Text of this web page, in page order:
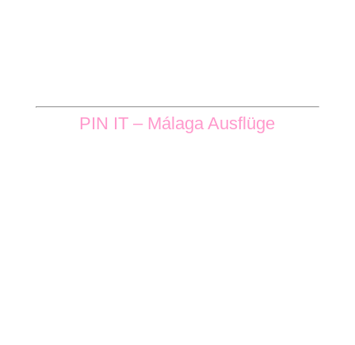
PIN IT – Málaga Ausflüge